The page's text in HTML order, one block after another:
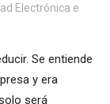
Electrónica e
Se entiende
y era
será